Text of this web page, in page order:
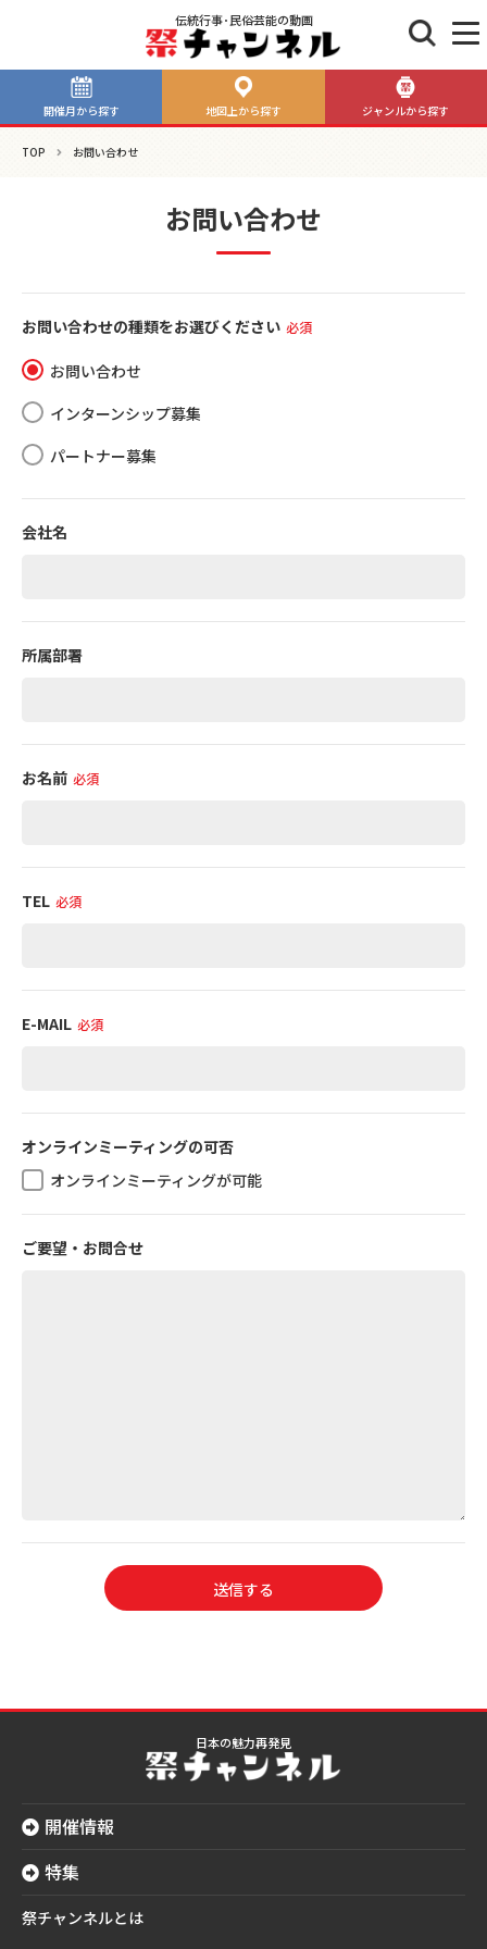
伝統行事･民俗芸能の動画
開催月から探す 地図上から探す ジャンルから探す
TOP お問い合わせ
お問い合わせ
お問い合わせの種類をお選びください 必須
お問い合わせ
インターンシップ募集
パートナー募集
会社名
所属部署
お名前 必須
TEL 必須
E-MAIL 必須
オンラインミーティングの可否
オンラインミーティングが可能
ご要望・お問合せ
日本の魅力再発見
開催情報
特集
祭チャンネルとは